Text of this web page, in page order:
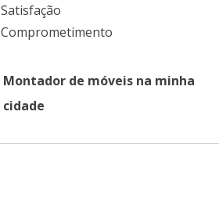
Satisfação
Comprometimento
Montador de móveis na minha
cidade